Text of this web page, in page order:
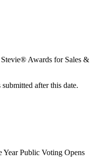
Awards for Sales &
after this date.
Year Public Voting Opens